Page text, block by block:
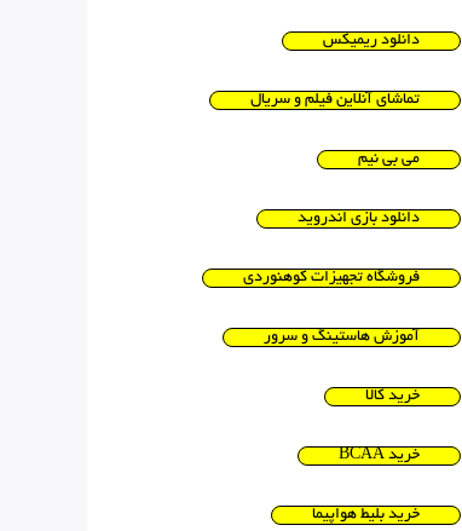
دانلود ریمیکس
تماشای آنلاین فیلم و سریال
می بی نیم
دانلود بازی اندروید
فروشگاه تجهیزات کوهنوردی
آموزش هاستینگ و سرور
خرید کالا
خرید BCAA
خرید بلیط هواپیما